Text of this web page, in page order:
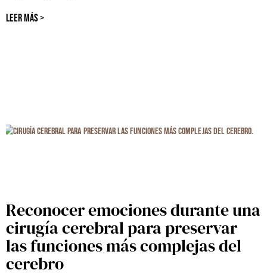
LEER MÁS >
Reconocer emociones durante una
cirugía cerebral para preservar
las funciones más complejas del
cerebro